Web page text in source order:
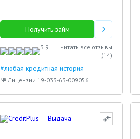
Получить займ
3.9
Читать все отзывы
(14)
#любая кредитная история
№ Лицензии 19-033-63-009056